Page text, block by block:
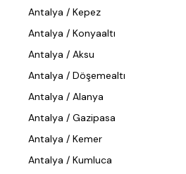
Antalya / Kepez
Antalya / Konyaaltı
Antalya / Aksu
Antalya / Döşemealtı
Antalya / Alanya
Antalya / Gazipasa
Antalya / Kemer
Antalya / Kumluca